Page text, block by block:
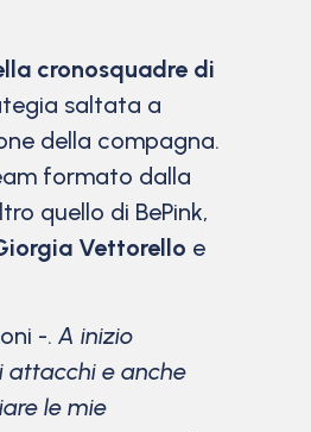
cronosquadre di
saltata a
della compagna.
formato dalla
quello di BePink,
Vettorello e
-. A inizio
attacchi e anche
le mie